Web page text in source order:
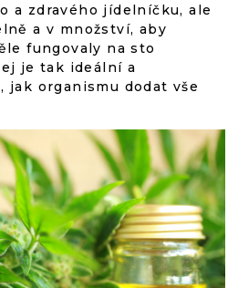
a zdravého jídelníčku, ale
a v množství, aby
fungovaly na sto
je tak ideální a
jak organismu dodat vše